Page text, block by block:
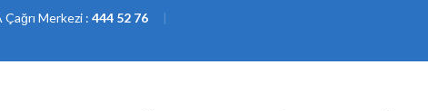
Merkezi : 444 52 76